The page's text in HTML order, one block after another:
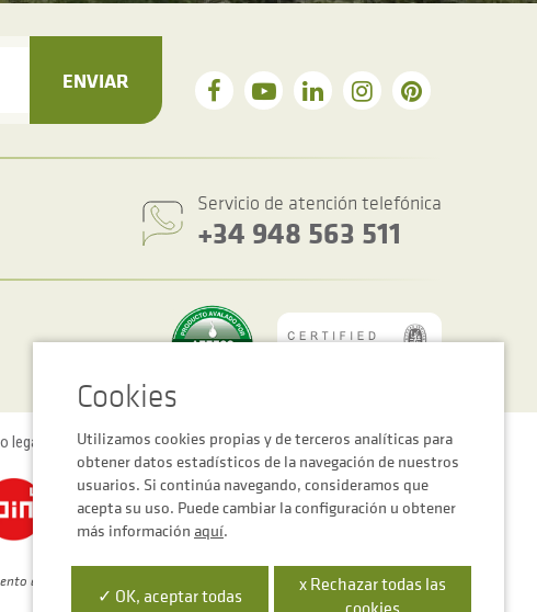
ENVIAR
Servicio de atención telefónica
+34 948 563 511
legal Política de privacidad y cookiesCondiciones generales de venta
de la Empresa Digital de Navarra”
Utilizamos cookies propias y de terceros analíticas para
obtener datos estadísticos de la navegación de nuestros
usuarios. Si continúa navegando, consideramos que
acepta su uso. Puede cambiar la configuración u obtener
más información aquí.
✓ OK, aceptar todas
x Rechazar todas las